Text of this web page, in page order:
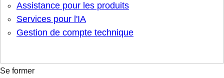
Assistance pour les produits
Services pour l'IA
Gestion de compte technique
Se former